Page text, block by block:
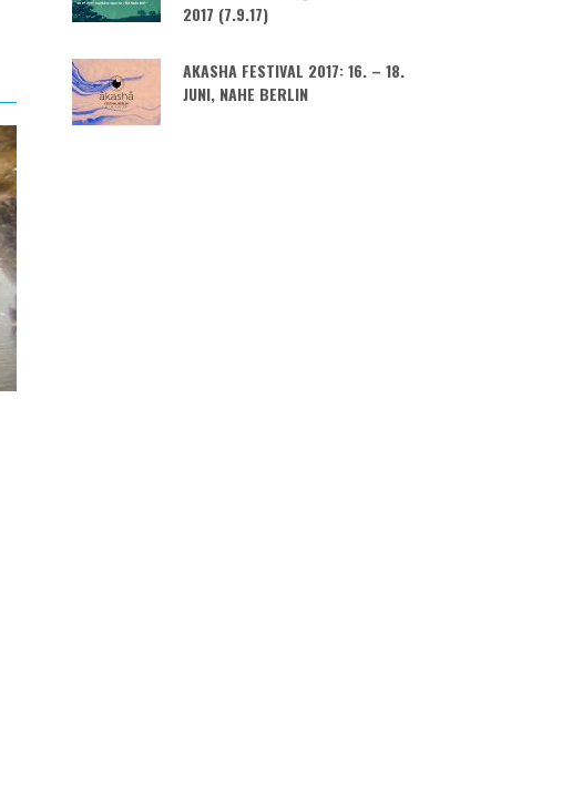
2017 (7.9.17)
AKASHA FESTIVAL 2017: 16. – 18.
JUNI, NAHE BERLIN